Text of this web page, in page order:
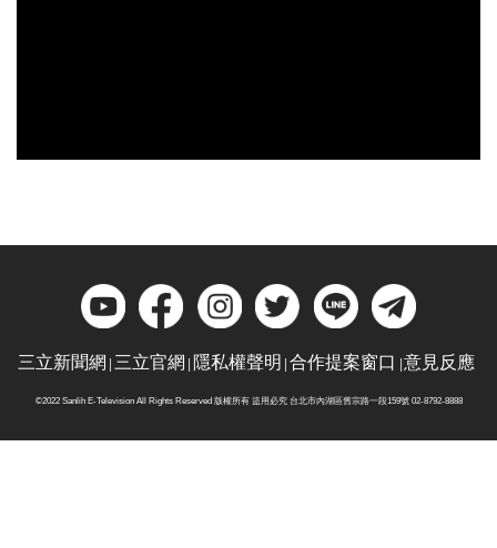
三立新聞網 三立官網 隱私權聲明 合作提案窗口 意見反應
©2022 Sanlih E-Television All Rights Reserved 版權所有 盜用必究 台北市內湖區舊宗路一段159號 02-8792-8888